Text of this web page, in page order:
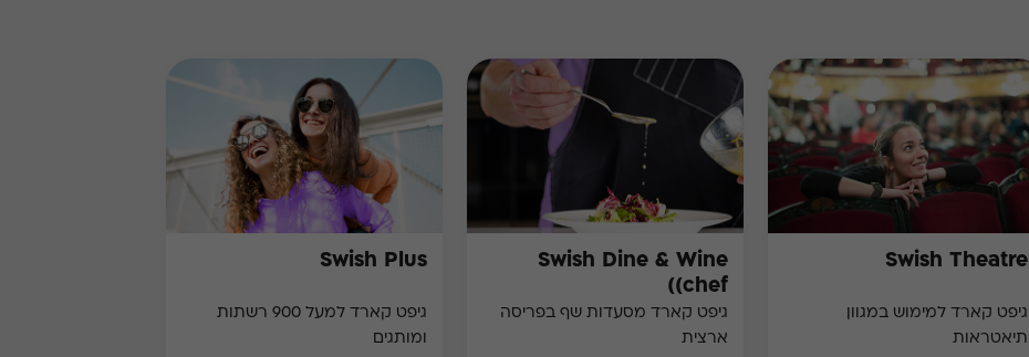
Swish Theatre
גיפט קארד למימוש במגוון
תיאטראות
Swish Dine & Wine
(chef)
גיפט קארד מסעדות שף בפריסה
ארצית
Swish Plus
גיפט קארד למעל 900 רשתות
ומותגים